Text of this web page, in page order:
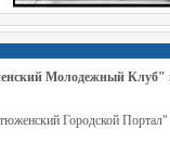
Молодежный
Городской Портал"